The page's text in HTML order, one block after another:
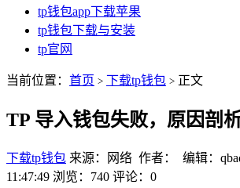
tp钱包app下载苹果
tp钱包下载与安装
tp官网
当前位置： 首页 > 下载tp钱包 > 正文
TP 导入钱包失败，原因剖
下载tp钱包 来源：网络 作者： 编辑：
11:47:49 浏览：740 评论：0